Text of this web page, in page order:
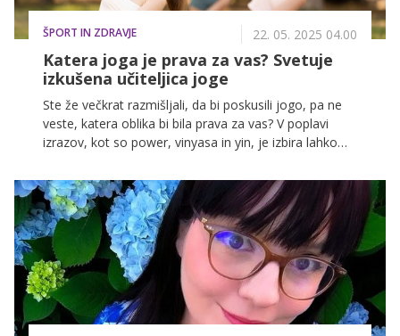
ŠPORT IN ZDRAVJE 22. 05. 2025 04.00
Katera joga je prava za vas? Svetuje
izkušena učiteljica joge
Ste že večkrat razmišljali, da bi poskusili jogo, pa ne
veste, katera oblika bi bila prava za vas? V poplavi
izrazov, kot so power, vinyasa in yin, je izbira lahko
Maja Tanko Smolič svetuje, kako poiskati jogo, ki bo
ustrezala vašemu telesu, umu in življenjskemu slogu.